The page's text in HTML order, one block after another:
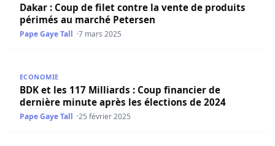
Dakar : Coup de filet contre la vente de produits
périmés au marché Petersen
Pape Gaye Tall 7 mars 2025
ECONOMIE
BDK et les 117 Milliards : Coup financier de
dernière minute après les élections de 2024
Pape Gaye Tall 25 février 2025